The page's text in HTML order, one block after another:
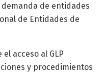
de entidades
de Entidades de
acceso al GLP
y procedimientos